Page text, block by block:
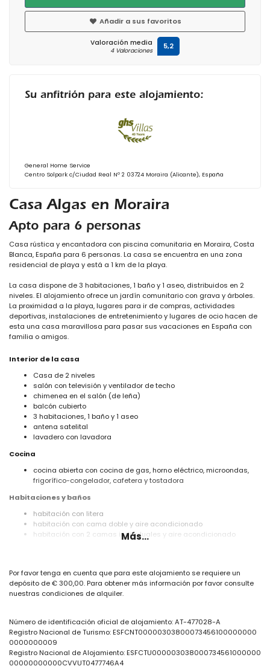
Casa Algas en Moraira
Apto para 6 personas
Casa rústica y encantadora con piscina comunitaria en Moraira, Costa
Blanca, España para 6 personas. La casa se encuentra en una zona
residencial de playa y está a 1 km de la playa.
La casa dispone de 3 habitaciones, 1 baño y 1 aseo, distribuidos en 2
niveles. El alojamiento ofrece un jardín comunitario con grava y árboles.
La proximidad a la playa, lugares para ir de compras, actividades
deportivas, instalaciones de entretenimiento y lugares de ocio hacen de
esta una casa maravillosa para pasar sus vacaciones en España con
familia o amigos.
Interior de la casa
Casa de 2 niveles
salón con televisión y ventilador de techo
chimenea en el salón (de leña)
balcón cubierto
3 habitaciones, 1 baño y 1 aseo
antena satelital
lavadero con lavadora
Cocina
cocina abierta con cocina de gas, horno eléctrico, microondas,
frigorífico-congelador, cafetera y tostadora
Habitaciones y baños
habitación con litera
habitación con cama doble y aire acondicionado
habitación con 2 camas individuales y aire acondicionado
terreno cerrado
piscina comunitaria
piscina infantil
ducha exterior
Más información
pueblo más cercano a menos de 1000 metros de la casa
playa más cercana a menos de 1000 metros de la casa
Más...
Por favor tenga en cuenta que para este alojamiento se requiere un
depósito de € 300,00. Para obtener más información por favor consulte
nuestras condiciones de alquiler.
Número de identificación oficial de alojamiento: AT-477028-A
Registro Nacional de Turismo: ESFCNT00000303800073456100000000
0000000009
Registro Nacional de Alojamiento: ESFCTU000003038000734561000000
00000000000CVVUT0477746A4
Añadir a sus favoritos
Valoración media
4 Valoraciones 5,2
Su anfitrión para este alojamiento:
General Home Service
Centro Solpark c/Ciudad Real Nº 2 03724 Moraira (Alicante), España